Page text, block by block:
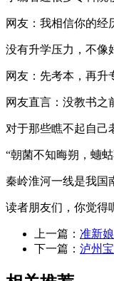
网友：我相信你的经
没有升学压力，不
网友：先考本，再升
网友直言：没教书之
对于那些瞧不起自己
“朝菌不知晦朔，蟪蛄
秦岭淮河一线是我国
读者朋友们，你觉得
上一篇： 准新
下一篇： 泸州